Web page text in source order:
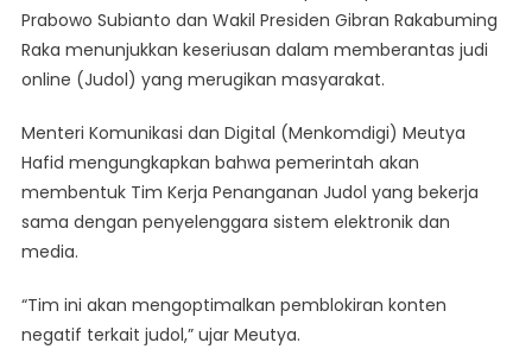
Prabowo
Dan
Wakil
Gibran
Serius
Perangi
Judi
Prabowo Subianto dan Wakil Presiden Gibran Rakabuming
Raka menunjukkan keseriusan dalam memberantas judi
online (Judol) yang merugikan masyarakat.
Menteri Komunikasi dan Digital (Menkomdigi) Meutya
Hafid mengungkapkan bahwa pemerintah akan
membentuk Tim Kerja Penanganan Judol yang bekerja
sama dengan penyelenggara sistem elektronik dan
media.
“Tim ini akan mengoptimalkan pemblokiran konten
negatif terkait judol,” ujar Meutya.